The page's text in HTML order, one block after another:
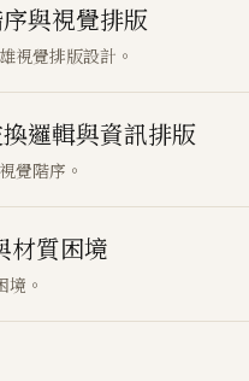
與視覺排版
視覺排版設計。
邏輯與資訊排版
覺階序。
材質困境
。